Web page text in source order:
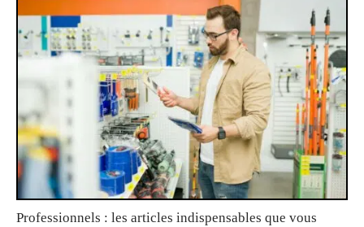
Professionnels : les articles indispensables que vous